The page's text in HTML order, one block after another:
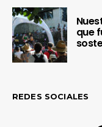
que
REDES SOCIALES